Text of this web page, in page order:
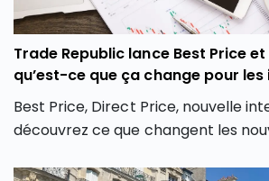
Trade Republic lance Best Price
qu’est-ce que ça change pour les
Best Price, Direct Price, nouvelle
découvrez ce que changent les